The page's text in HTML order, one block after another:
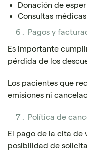
Donación de
Consultas
Pagos y
Es importante
pérdida de los
Los pacientes que
emisiones ni
Política de
El pago de la cita de
posibilidad de